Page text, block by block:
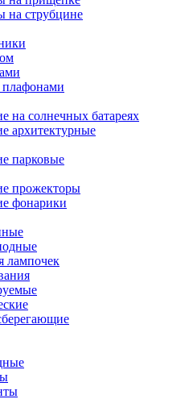
на струбцине
на солнечных батареях
архитектурные
парковые
прожекторы
фонарики
лампочек